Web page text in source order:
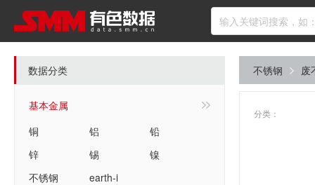
数据分类
基本金属
铜
铝
铅
锌
锡
镍
不锈钢
earth-i
不锈钢 废
分类：